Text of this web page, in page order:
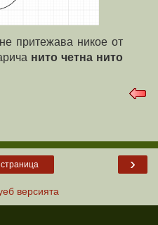
притежава никое от
нито четна нито
›
версията